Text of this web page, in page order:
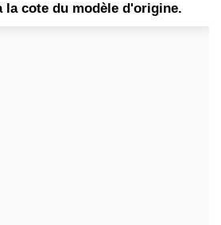
cote du modèle d'origine.